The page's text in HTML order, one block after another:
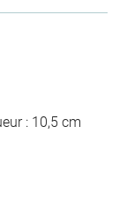
: 10,5 cm